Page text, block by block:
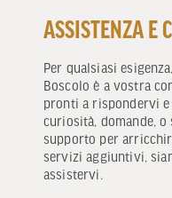
ASSISTENZA E
Per qualsiasi
Boscolo è a vostra
pronti a rispondervi
curiosità, domande,
supporto per
servizi aggiuntivi,
assistervi.